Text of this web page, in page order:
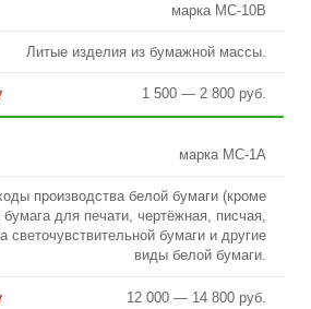
марка МС-10В
Литые изделия из бумажной массы.
1 500 — 2 800 руб.
марка МС-1А
производства белой бумаги (кроме
бумага для печати, чертёжная, писчая,
светочувствительной бумаги и другие
виды белой бумаги.
12 000 — 14 800 руб.